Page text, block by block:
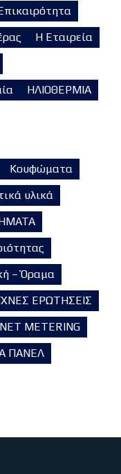
Η Εταιρεία
ΗΛΙΟΘΕΡΜΙΑ
Κουφώματα
υλικά
– Όραμα
ΕΡΩΤΗΣΕΙΣ
METERING
ΠΑΝΕΛ